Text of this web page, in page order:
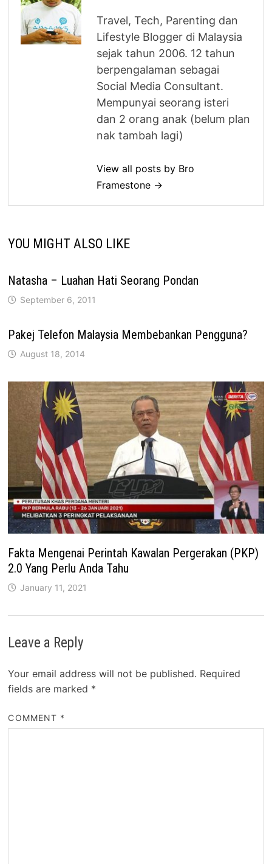
Travel, Tech, Parenting dan
Lifestyle Blogger di Malaysia
sejak tahun 2006. 12 tahun
berpengalaman sebagai
Social Media Consultant.
Mempunyai seorang isteri
dan 2 orang anak (belum plan
nak tambah lagi)
View all posts by Bro
Framestone →
YOU MIGHT ALSO LIKE
Natasha – Luahan Hati Seorang Pondan
September 6, 2011
Pakej Telefon Malaysia Membebankan Pengguna?
August 18, 2014
Fakta Mengenai Perintah Kawalan Pergerakan (PKP)
2.0 Yang Perlu Anda Tahu
January 11, 2021
Leave a Reply
Your email address will not be published. Required
fields are marked *
COMMENT *